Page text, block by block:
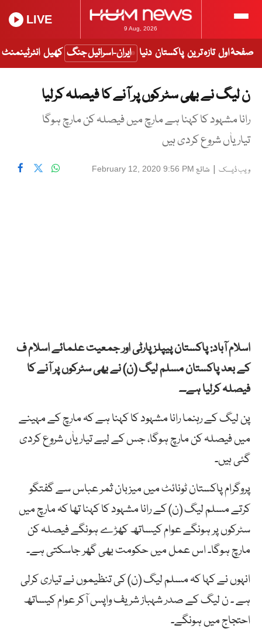
9 Aug, 2026
LIVE
صفحۂ اول تازہ ترین پاکستان دنیا ایران-اسرائیل جنگ کھیل انٹرٹینمنٹ
ن لیگ نے بھی سٹرکوں پر آنے کا فیصلہ کرلیا
رانا مشہود کا کہنا ہے مارچ میں فیصلہ کن مارچ ہوگا
تیاریاٰں شروع کردی ہیں
ویب ڈیسک | شائع February 12, 2020 9:56 PM
اسلام آباد: پاکستان پیپلز پارٹی اور جمعیت علمائے اسلام ف
کے بعد پاکستان مسلم لیگ (ن) نے بھی سٹرکوں پر آنے کا
فیصلہ کرلیا ہے۔۔
پن لیگ کے رہنما رانا مشہود کا کہنا ہے کہ مارچ کے مہینے
میں فیصلہ کن مارچ ہوگا، جس کے لیے تیاریاٰں شروع کردی
گئی ہیں۔
پروگرام پاکستان ٹونائٹ میں میزبان ثمر عباس سے گفتگو
کرتے مسلم لیگ (ن) کے رانا مشہود کا کہنا تھا کہ مارچ میں
سٹرکوں پر ہونگے عوام کیساتھ کھڑے ہونگے فیصلہ کن
مارچ ہوگا۔ اس عمل میں حکومت بھی گھر جاسکتی ہے۔
انہوں نے کہا کہ مسلم لیگ (ن) کی تنظیموں نے تیاری کرلی
ہے ۔ ن لیگ کے صدر شہباز شریف واپس آکر عوام کیساتھ
احتجاج میں ہونگے۔